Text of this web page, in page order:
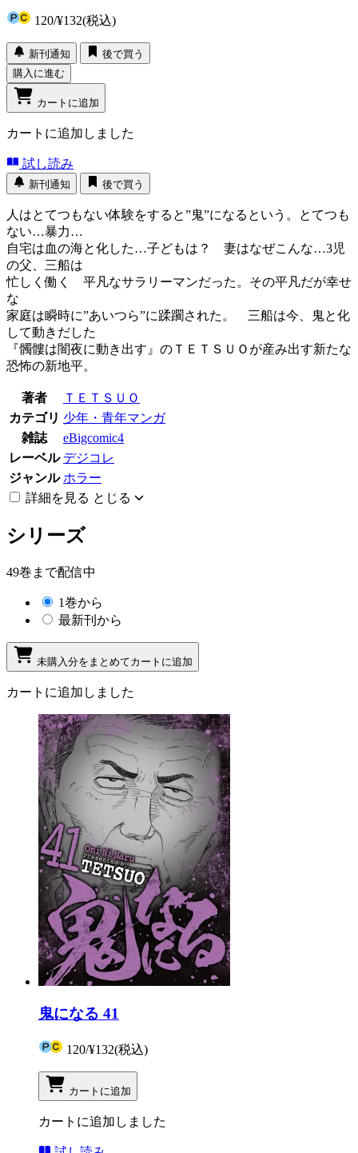
120/¥132(税込)
新刊通知
後で買う
購入に進む
カートに追加
カートに追加しました
試し読み
新刊通知 後で買う
人はとてつもない体験をすると”鬼”になるという。とてつも
ない…暴力…
自宅は血の海と化した…子どもは？ 妻はなぜこんな…3児
の父、三船は
忙しく働く 平凡なサラリーマンだった。その平凡だが幸せ
な
家庭は瞬時に”あいつら”に蹂躙された。 三船は今、鬼と化
して動きだした
『髑髏は闇夜に動き出す』のＴＥＴＳＵＯが産み出す新たな
恐怖の新地平。
著者
ＴＥＴＳＵＯ
カテゴリ 少年・青年マンガ
雑誌
eBigcomic4
レーベル デジコレ
ジャンル ホラー
詳細を見る とじる
シリーズ
49巻まで配信中
1巻から
最新刊から
未購入分をまとめてカートに追加
カートに追加しました
鬼になる 41
120/¥132(税込)
カートに追加
カートに追加しました